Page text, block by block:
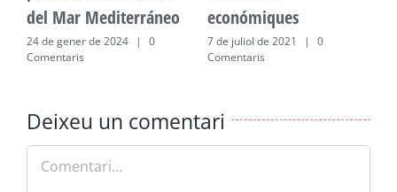
del Mar Mediterráneo
24 de gener de 2024 |
0
Comentaris
económiques
7 de juliol de 2021 |
0
Comentaris
Deixeu un comentari